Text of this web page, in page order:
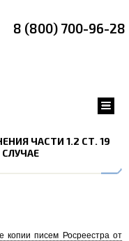
8 (800) 700-96-28
ЧАСТИ 1.2 СТ. 19
копии писем Росреестра от